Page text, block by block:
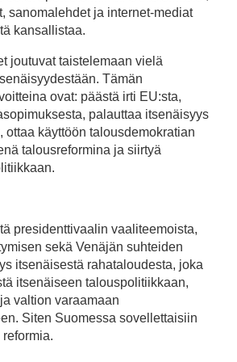
sanomalehdet ja internet-mediat
kansallistaa.
joutuvat taistelemaan vielä
Tämän
ovat: päästä irti EU:sta,
palauttaa itsenäisyys
ottaa käyttöön talousdemokratian
talousreformina ja siirtyä
presidenttivaalin vaaliteemoista,
sekä Venäjän suhteiden
itsenäisestä rahataloudesta, joka
itsenäiseen talouspolitiikkaan,
valtion varaamaan
Siten Suomessa sovellettaisiin